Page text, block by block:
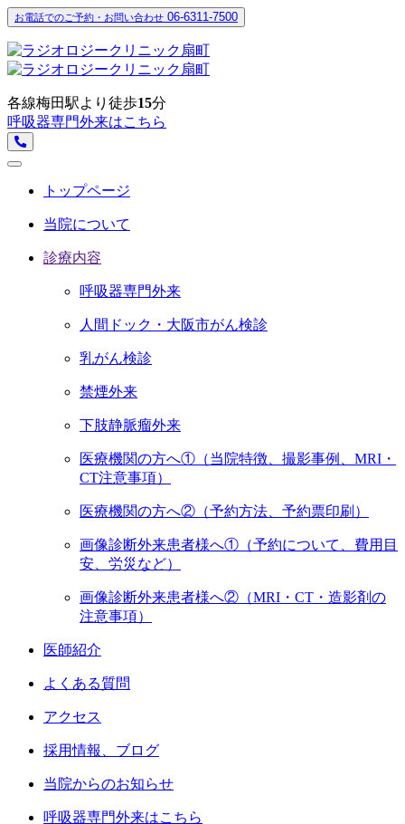
お電話でのご予約・お問い合わせ 06-6311-7500
各線梅田駅より徒歩15分
呼吸器専門外来はこちら
トップページ
当院について
診療内容
呼吸器専門外来
人間ドック・大阪市がん検診
乳がん検診
禁煙外来
下肢静脈瘤外来
医療機関の方へ①（当院特徴、撮影事例、MRI・
CT注意事項）
医療機関の方へ②（予約方法、予約票印刷）
画像診断外来患者様へ①（予約について、費用目
安、労災など）
画像診断外来患者様へ②（MRI・CT・造影剤の
注意事項）
医師紹介
よくある質問
アクセス
採用情報、ブログ
当院からのお知らせ
呼吸器専門外来はこちら